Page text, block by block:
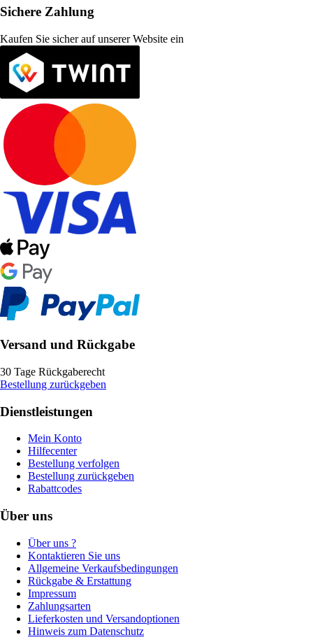
Sichere Zahlung
Kaufen Sie sicher auf unserer Website ein
Versand und Rückgabe
30 Tage Rückgaberecht
Bestellung zurückgeben
Dienstleistungen
Mein Konto
Hilfecenter
Bestellung verfolgen
Bestellung zurückgeben
Rabattcodes
Über uns
Über uns ?
Kontaktieren Sie uns
Allgemeine Verkaufsbedingungen
Rückgabe & Erstattung
Impressum
Zahlungsarten
Lieferkosten und Versandoptionen
Hinweis zum Datenschutz